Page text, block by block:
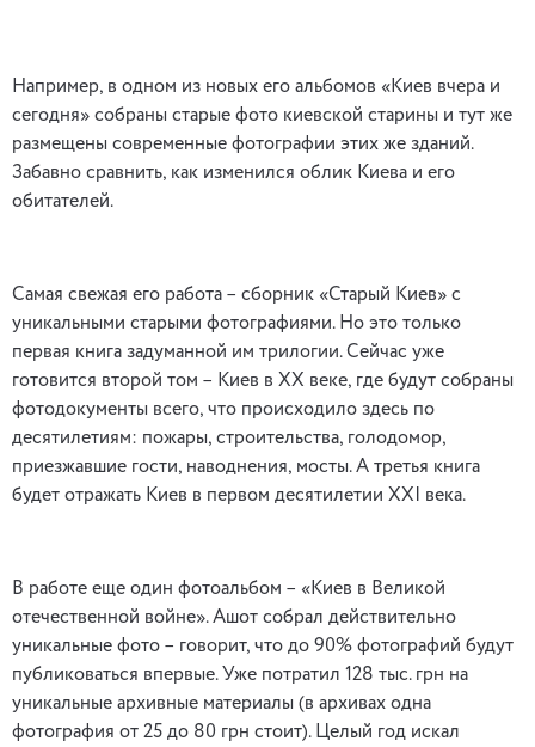
Например, в одном из новых его альбомов «Киев вчера и
сегодня» собраны старые фото киевской старины и тут же
размещены современные фотографии этих же зданий.
Забавно сравнить, как изменился облик Киева и его
обитателей.
Самая свежая его работа – сборник «Старый Киев» с
уникальными старыми фотографиями. Но это только
первая книга задуманной им трилогии. Сейчас уже
готовится второй том – Киев в XX веке, где будут собраны
фотодокументы всего, что происходило здесь по
десятилетиям: пожары, строительства, голодомор,
приезжавшие гости, наводнения, мосты. А третья книга
будет отражать Киев в первом десятилетии XXI века.
В работе еще один фотоальбом – «Киев в Великой
отечественной войне». Ашот собрал действительно
уникальные фото – говорит, что до 90% фотографий будут
публиковаться впервые. Уже потратил 128 тыс. грн на
уникальные архивные материалы (в архивах одна
фотография от 25 до 80 грн стоит). Целый год искал